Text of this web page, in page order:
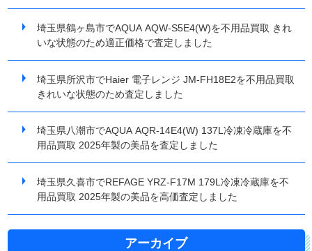
埼玉県鶴ヶ島市でAQUA AQW-S5E4(W)を不用品買取 きれ
いな状態のため適正価格で査定しました
埼玉県所沢市でHaier 電子レンジ JM-FH18E2を不用品買取
きれいな状態のため査定しました
埼玉県八潮市でAQUA AQR-14E4(W) 137L冷凍冷蔵庫を不
用品買取 2025年製の美品を査定しました
埼玉県久喜市でREFAGE YRZ-F17M 179L冷凍冷蔵庫を不
用品買取 2025年製の美品を高価査定しました
アーカイブ